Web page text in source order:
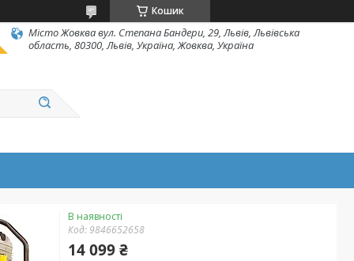
Кошик
Місто Жовква вул. Степана Бандери, 29, Львів, Львівська
область, 80300, Львів, Україна, Жовква, Україна
В наявності
Код:9846652658
14 099 ₴